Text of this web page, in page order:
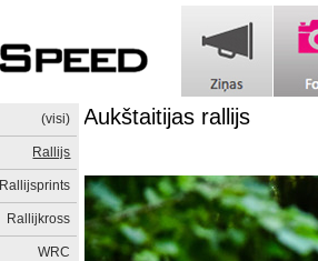
(visi)
Rallijs
Rallijsprints
Rallijkross
WRC
Aukštaitijas rallijs